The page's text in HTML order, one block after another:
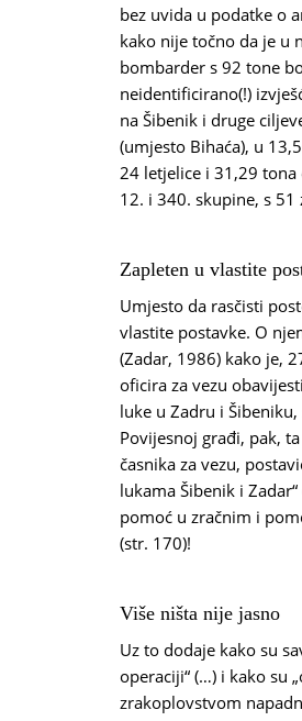
bez uvida u podatke o
kako nije točno da je u
bombarder s 92 tone
neidentificirano(!)
na Šibenik i druge
(umjesto Bihaća), u
24 letjelice i 31,29 tona
12. i 340. skupine, s
Zapleten u vlastite
Umjesto da rasčisti
vlastite postavke. O
(Zadar, 1986) kako je,
oficira za vezu
luke u Zadru i
Povijesnoj građi, pak,
časnika za vezu,
lukama Šibenik i
pomoć u zračnim i
(str. 170)!
Više ništa nije jasno
Uz to dodaje kako su
operaciji“ (…) i kako su
zrakoplovstvom